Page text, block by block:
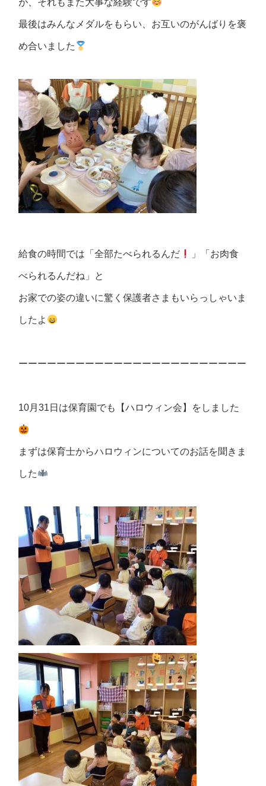
が、それもまた大事な経験です
最後はみんなメダルをもらい、お互いのがんばりを褒
め合いました
給食の時間では「全部たべられるんだ 」「お肉食
べられるんだね」と
お家での姿の違いに驚く保護者さまもいらっしゃいま
したよ
ーーーーーーーーーーーーーーーーーーーーーーーー
10月31日は保育園でも【ハロウィン会】をしました
まずは保育士からハロウィンについてのお話を聞きま
した